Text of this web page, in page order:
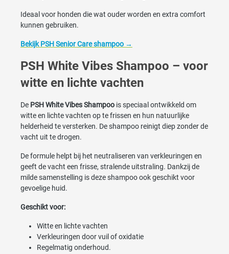
Ideaal voor honden die wat ouder worden en extra comfort
kunnen gebruiken.
Bekijk PSH Senior Care shampoo →
PSH White Vibes Shampoo – voor
witte en lichte vachten
De PSH White Vibes Shampoo is speciaal ontwikkeld om
witte en lichte vachten op te frissen en hun natuurlijke
helderheid te versterken. De shampoo reinigt diep zonder de
vacht uit te drogen.
De formule helpt bij het neutraliseren van verkleuringen en
geeft de vacht een frisse, stralende uitstraling. Dankzij de
milde samenstelling is deze shampoo ook geschikt voor
gevoelige huid.
Geschikt voor:
Witte en lichte vachten
Verkleuringen door vuil of oxidatie
Regelmatig onderhoud.